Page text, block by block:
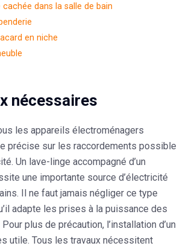
cachée dans la salle de bain
en niche
nécessaires
les appareils électroménagers
précise sur les raccordements possible
Un lave-linge accompagné d’un
une importante source d’électricité
Il ne faut jamais négliger ce type
adapte les prises à la puissance des
plus de précaution, l’installation d’un
utile. Tous les travaux nécessitent